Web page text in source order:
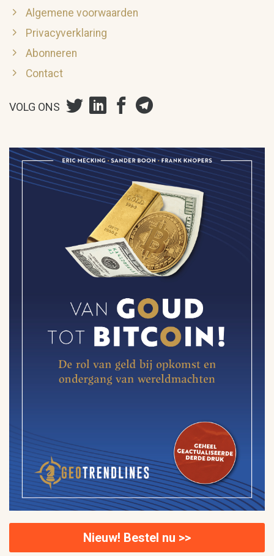
Algemene voorwaarden
Privacyverklaring
Abonneren
Contact
VOLG ONS
Nieuw! Bestel nu >>